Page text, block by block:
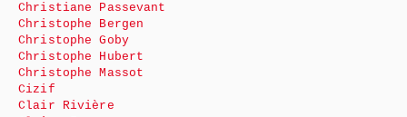
Christiane Passevant
Christophe Bergen
Christophe Goby
Christophe Hubert
Christophe Massot
Cizif
Clair Rivière